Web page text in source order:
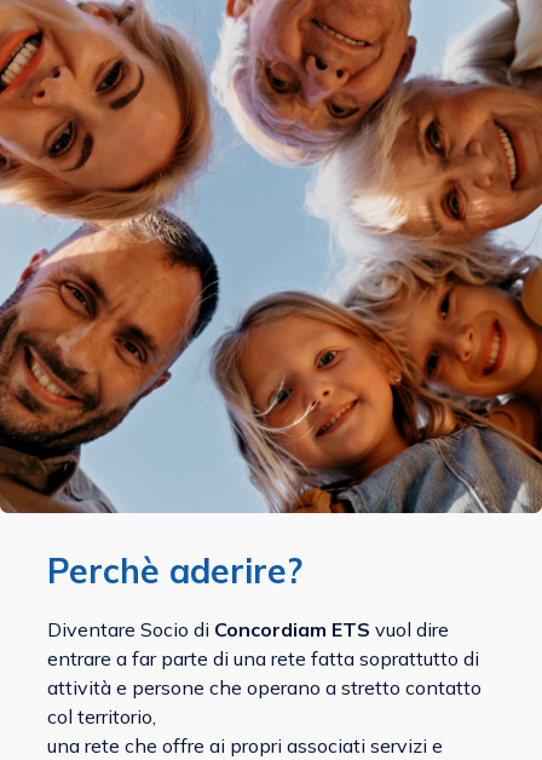
Perchè aderire?
Diventare Socio di Concordiam ETS vuol dire
entrare a far parte di una rete fatta soprattutto di
attività e persone che operano a stretto contatto
col territorio,
una rete che offre ai propri associati servizi e